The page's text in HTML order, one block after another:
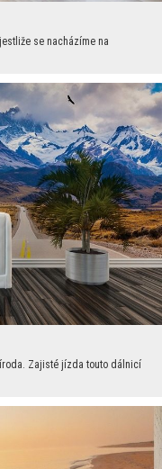
se nacházíme na
Zajisté jízda touto dálnicí